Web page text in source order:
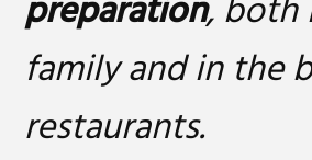
preparation, both
family and in the
restaurants.